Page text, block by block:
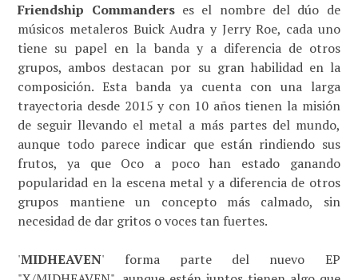
Friendship Commanders es el nombre del dúo de
músicos metaleros Buick Audra y Jerry Roe, cada uno
tiene su papel en la banda y a diferencia de otros
grupos, ambos destacan por su gran habilidad en la
composición. Esta banda ya cuenta con una larga
trayectoria desde 2015 y con 10 años tienen la misión
de seguir llevando el metal a más partes del mundo,
aunque todo parece indicar que están rindiendo sus
frutos, ya que Oco a poco han estado ganando
popularidad en la escena metal y a diferencia de otros
grupos mantiene un concepto más calmado, sin
necesidad de dar gritos o voces tan fuertes.
'MIDHEAVEN' forma parte del nuevo EP